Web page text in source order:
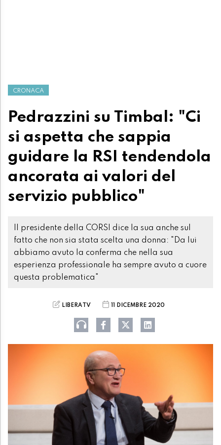
CRONACA
Pedrazzini su Timbal: "Ci
si aspetta che sappia
guidare la RSI tendendola
ancorata ai valori del
servizio pubblico"
Il presidente della CORSI dice la sua anche sul
fatto che non sia stata scelta una donna: "Da lui
abbiamo avuto la conferma che nella sua
esperienza professionale ha sempre avuto a cuore
questa problematica"
LIBERATV 11 DICEMBRE 2020